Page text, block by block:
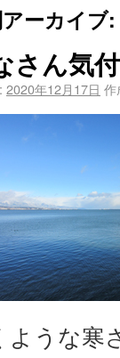
アーカイブ:
さん気
2020年12月17日 作
ような寒